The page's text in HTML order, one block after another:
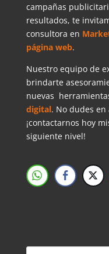
campañas
resultados, te
consultora en
página web.
Nuestro equipo de
brindarte
nuevas
digital. No dudes
¡contactarnos hoy
siguiente nivel!